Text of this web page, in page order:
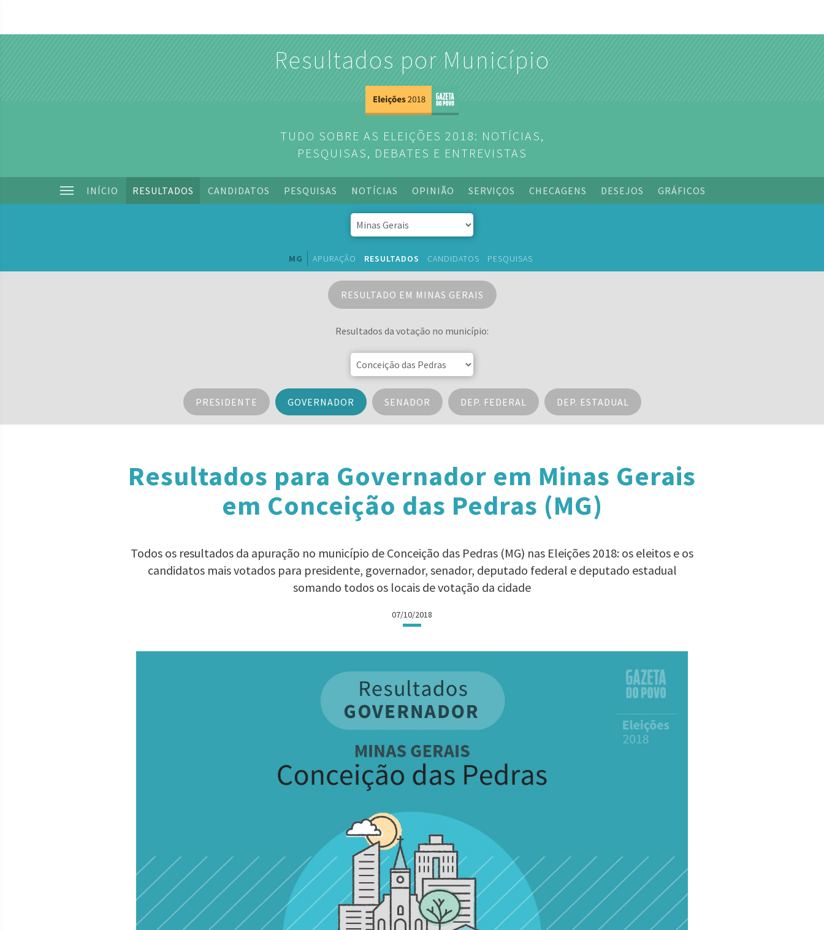
Resultados por Município
TUDO SOBRE AS ELEIÇÕES 2018: NOTÍCIAS,
PESQUISAS, DEBATES E ENTREVISTAS
INÍCIO RESULTADOS CANDIDATOS PESQUISAS NOTÍCIAS OPINIÃO SERVIÇOS CHECAGENS DESEJOS GRÁFICOS
MG APURAÇÃO RESULTADOS CANDIDATOS PESQUISAS
RESULTADO EM MINAS GERAIS
Resultados da votação no município:
PRESIDENTE GOVERNADOR SENADOR DEP. FEDERAL DEP. ESTADUAL
Resultados para Governador em Minas Gerais
em Conceição das Pedras (MG)
Todos os resultados da apuração no município de Conceição das Pedras (MG) nas Eleições 2018: os eleitos e os
candidatos mais votados para presidente, governador, senador, deputado federal e deputado estadual
somando todos os locais de votação da cidade
07/10/2018